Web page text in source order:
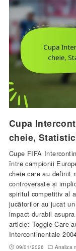
Cupa
cheie,
Cupe FIFA
între campionii
cheie care au definit
controversate și
spiritul competitiv al
jucătorilor au jucat
impact durabil
article: Toggle Care
Intercontinentale
09/01/2026 Analiza